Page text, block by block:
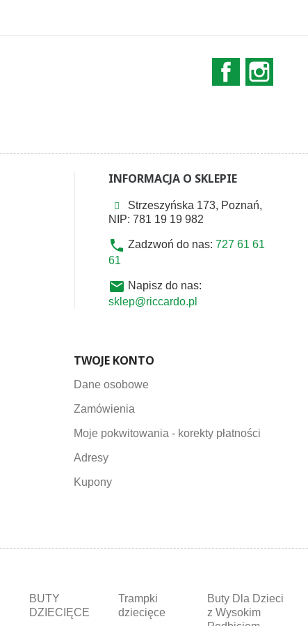
Facebook
INFORMACJA O SKLEPIE
Strzeszyńska 173, Poznań,
NIP: 781 19 19 982
phone Zadzwoń do nas: 727 61 61
61
email Napisz do nas:
sklep@riccardo.pl
TWOJE KONTO
Dane osobowe
Zamówienia
Moje pokwitowania - korekty płatności
Adresy
Kupony
BUTY
DZIECIĘCE
Trampki
dziecięce
Buty Dla Dzieci
z Wysokim